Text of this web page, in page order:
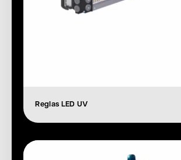
Reglas LED UV